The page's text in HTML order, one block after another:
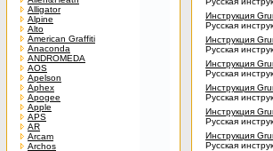
Alligator
Alpine
Alto
American Graffiti
Anaconda
ANDROMEDA
AOS
Apelson
Aphex
Apogee
Apple
APS
AR
Arcam
Archos
Инструкция
Русская
Инструкция
Русская
Инструкция
Русская
Инструкция
Русская
Инструкция
Русская
Инструкция
Русская